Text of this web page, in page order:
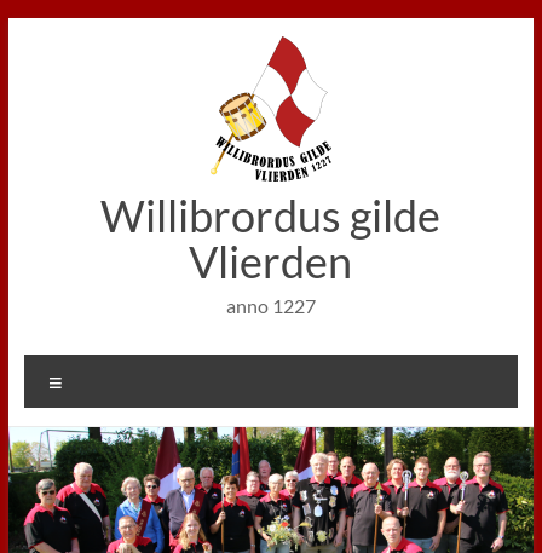
Willibrordus gilde
Vlierden
anno 1227